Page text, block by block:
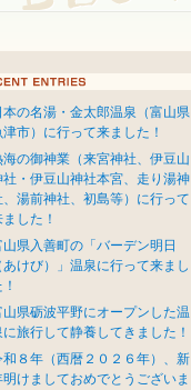
本の名湯・金太郎温泉（富山県
津市）に行って来ました！
海の御神業（来宮神社、伊豆山
社・伊豆山神社本宮、走り湯神
、湯前神社、初島等）に行って
した！
山県入善町の「バーデン明日
あけび）」温泉に行って来まし
山県砺波平野にオープンした温
に旅行して静養してきました！
和８年（西暦２０２６年）、新
明けましておめでとうございま